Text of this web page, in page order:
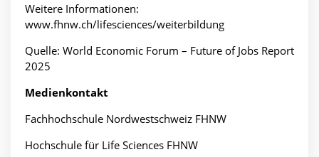
Weitere Informationen:
www.fhnw.ch/lifesciences/weiterbildung
Quelle: World Economic Forum – Future of Jobs Report
2025
Medienkontakt
Fachhochschule Nordwestschweiz FHNW
Hochschule für Life Sciences FHNW